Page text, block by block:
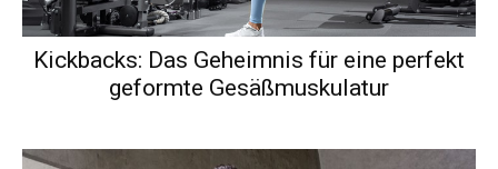
Kickbacks: Das Geheimnis für eine perfekt
geformte Gesäßmuskulatur